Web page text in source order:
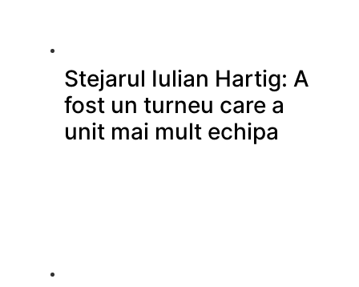
Stejarul Iulian Hartig: A
fost un turneu care a
unit mai mult echipa